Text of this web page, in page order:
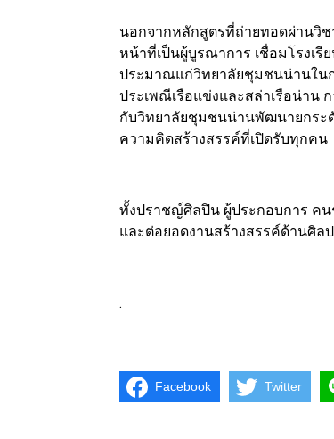
นอกจากหลักสูตรที่ถ่ายทอดผ่านวิช
หน้าที่เป็นผู้บูรณาการ เชื่อมโรงเ
ประมาณแก่วิทยาลัยชุมชนน่านใน
ประเพณีเรือแข่งและสล่าเรือน่าน
กับวิทยาลัยชุมชนน่านพัฒนายกระ
ความคิดสร้างสรรค์ที่เปิดรับทุกคน
ทั้งปราชญ์ศิลปิน ผู้ประกอบการ คน
และต่อยอดงานสร้างสรรค์ด้านศิล
.
Facebook Twitter